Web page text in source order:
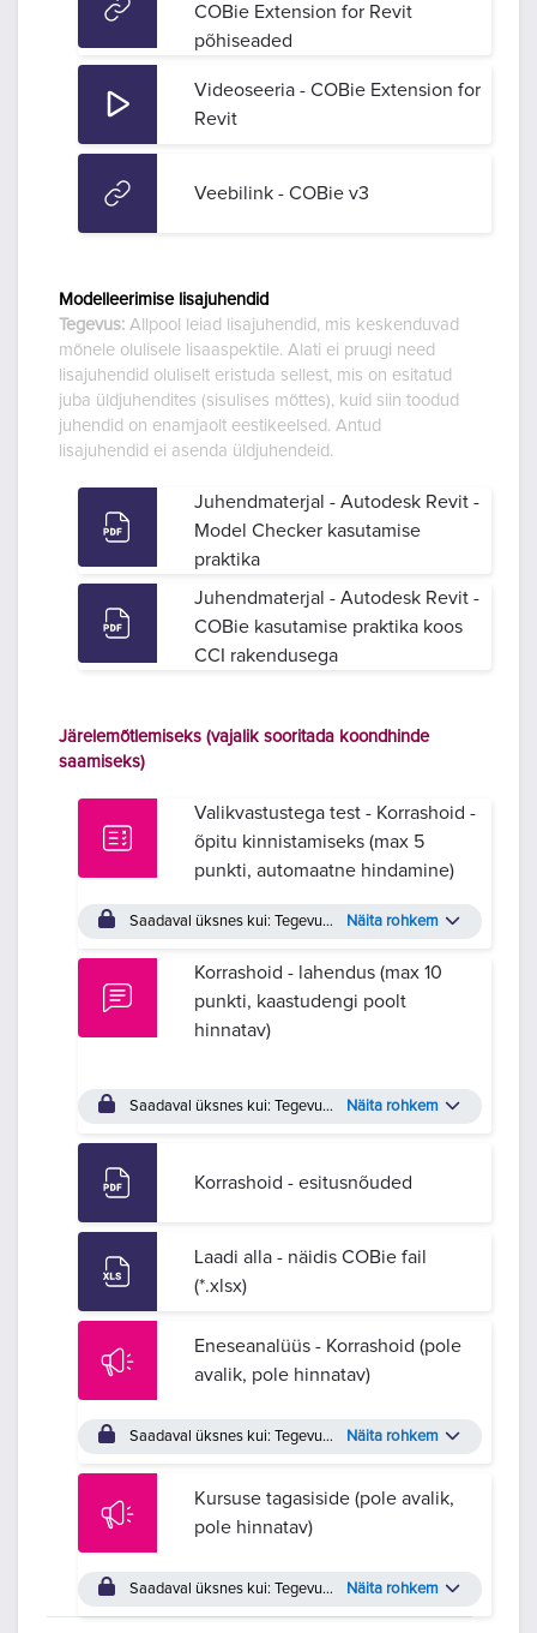
COBie Extension for Revit
põhiseaded
Videoseeria - COBie Extension for
Revit
Veebilink - COBie v3
Modelleerimise lisajuhendid
Tegevus: Allpool leiad lisajuhendid, mis keskenduvad
mõnele olulisele lisaaspektile. Alati ei pruugi need
lisajuhendid oluliselt eristuda sellest, mis on esitatud
juba üldjuhendites (sisulises mõttes), kuid siin toodud
juhendid on enamjaolt eestikeelsed. Antud
lisajuhendid ei asenda üldjuhendeid.
Juhendmaterjal - Autodesk Revit -
Model Checker kasutamise
praktika
Juhendmaterjal - Autodesk Revit -
COBie kasutamise praktika koos
CCI rakendusega
Järelemõtlemiseks (vajalik sooritada koondhinde
saamiseks)
Valikvastustega test - Korrashoid -
õpitu kinnistamiseks (max 5
punkti, automaatne hindamine)
Näita rohkem
Saadaval üksnes kui: Tegevus Eneseanalüüs -
Korrashoid - lahendus (max 10
punkti, kaastudengi poolt
hinnatav)
Näita rohkem
Saadaval üksnes kui: Tegevus Valikvastustega test -
Korrashoid - esitusnõuded
Laadi alla - näidis COBie fail
(*.xlsx)
Eneseanalüüs - Korrashoid (pole
avalik, pole hinnatav)
Näita rohkem
Saadaval üksnes kui: Tegevus Korrashoid - lahendus (max
Kursuse tagasiside (pole avalik,
pole hinnatav)
Näita rohkem
Saadaval üksnes kui: Tegevus Eneseanalüüs - Korrashoid